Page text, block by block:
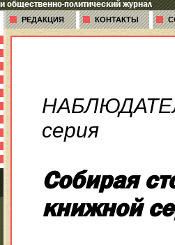
общественно-политический журнал
РЕДАКЦИЯ КОНТАКТЫ
серия
Собирая
книжной